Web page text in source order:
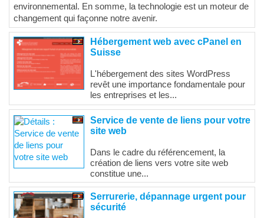
environnemental. En somme, la technologie est un moteur de
changement qui façonne notre avenir.
Hébergement web avec cPanel en
Suisse
L'hébergement des sites WordPress
revêt une importance fondamentale pour
les entreprises et les...
Service de vente de liens pour votre
site web
Dans le cadre du référencement, la
création de liens vers votre site web
constitue une...
Serrurerie, dépannage urgent pour
sécurité